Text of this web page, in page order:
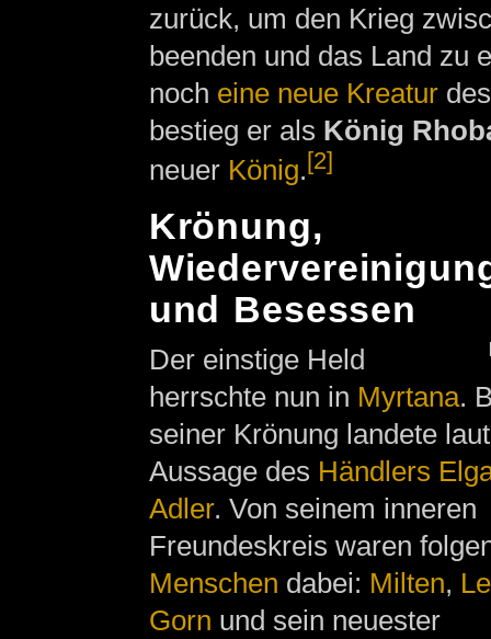
zurück, um den Krieg
beenden und das Land zu
noch eine neue Kreatur
bestieg er als König
neuer König.[2]
Krönung,
und Besessen
Der einstige Held
herrschte nun in Myrtana.
seiner Krönung landete laut
Aussage des Händlers
Adler. Von seinem inneren
Freundeskreis waren
Menschen dabei: Milten,
Gorn und sein neuester